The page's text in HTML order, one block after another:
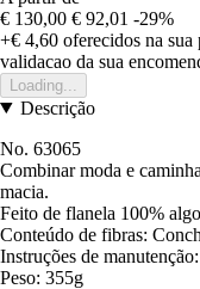
€ 130,00 € 92,01 -29%
+€ 4,60 oferecidos na
validacao da sua
Loading...
Descrição
No. 63065
Combinar moda e
macia.
Feito de flanela 100%
Conteúdo de fibras:
Instruções de
Peso: 355g